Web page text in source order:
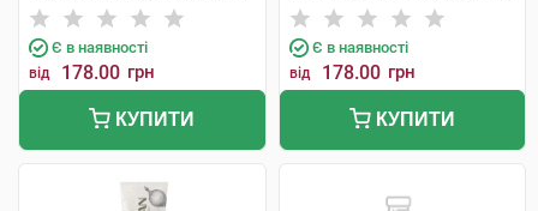
Є в наявності
від 178.00 грн
КУПИТИ
Є в наявності
від 178.00 грн
КУПИТИ